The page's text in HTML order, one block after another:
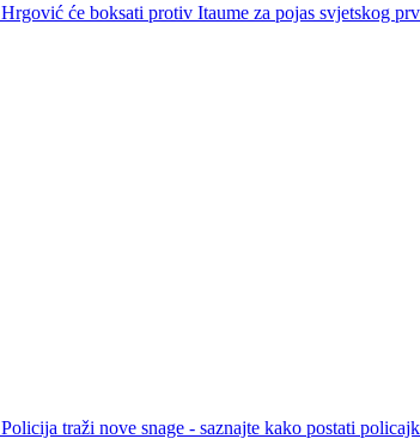
Hrgović će boksati protiv Itaume za pojas svjetskog
Policija traži nove snage - saznajte kako postati